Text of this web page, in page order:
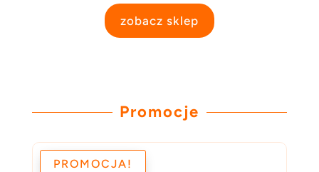
zobacz sklep
Promocje
PROMOCJA!